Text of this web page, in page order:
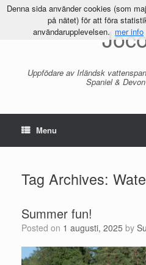
Uppfödare av Irländsk
Spaniel &
Menu
Tag Archives:
Summer fun!
Posted on 1 augusti, 2025 by
Denna sida använder cookies (som
på nätet) för att föra
användarupplevelsen. mer info